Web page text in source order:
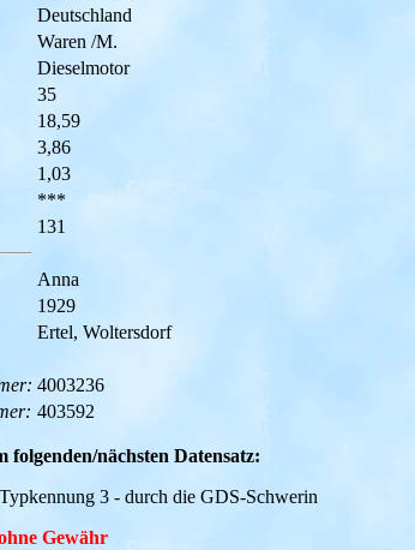
Deutschland
Waren /M.
Dieselmotor
35
18,59
3,86
1,03
***
131
Anna
1929
Ertel, Woltersdorf
4003236
403592
nächsten Datensatz:
3 - durch die GDS-Schwerin
Gewähr